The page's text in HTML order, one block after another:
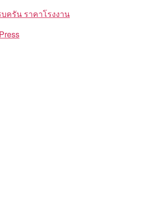
ครัน ราคาโรงงาน